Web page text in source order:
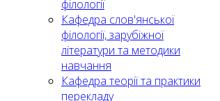
філології
Кафедра слов'янської
філології, зарубіжної
літератури та методики
навчання
Кафедра теорії та практики
перекладу